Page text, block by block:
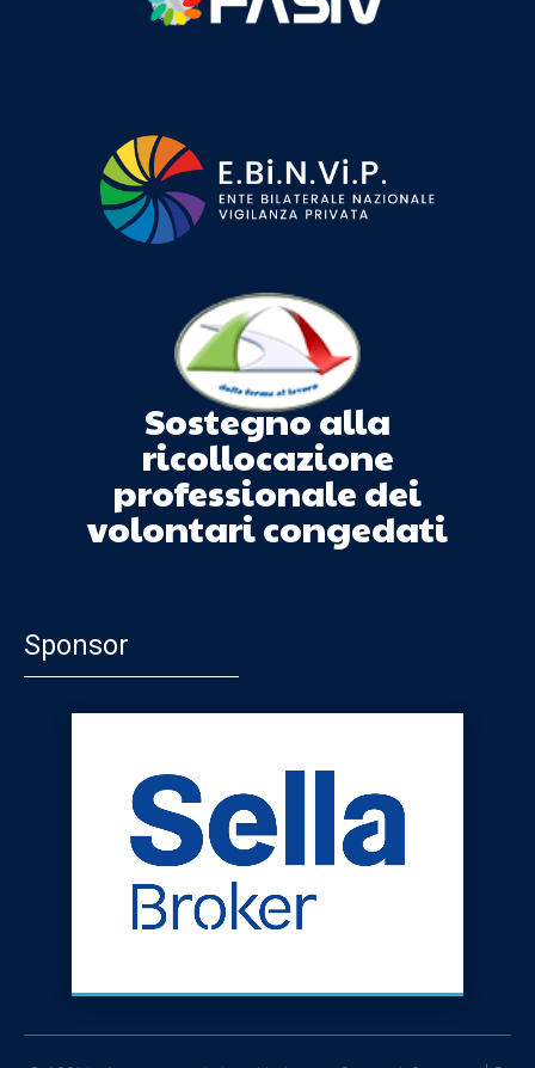
Sostegno alla
ricollocazione
professionale dei
volontari congedati
Sponsor